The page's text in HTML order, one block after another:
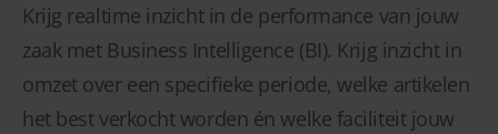
Krijg realtime inzicht in de performance van jouw
zaak met Business Intelligence (BI). Krijg inzicht in
omzet over een specifieke periode, welke artikelen
het best verkocht worden én welke faciliteit jouw